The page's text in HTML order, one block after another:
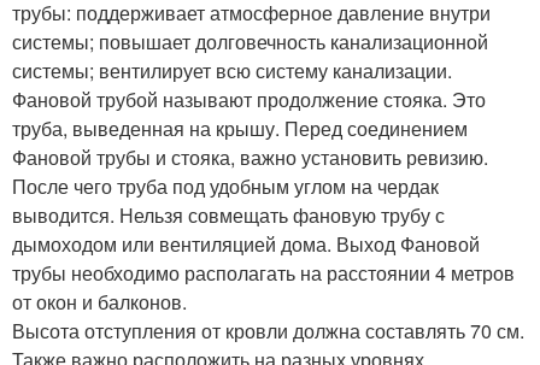
трубы: поддерживает атмосферное давление внутри
системы; повышает долговечность канализационной
системы; вентилирует всю систему канализации.
Фановой трубой называют продолжение стояка. Это
труба, выведенная на крышу. Перед соединением
Фановой трубы и стояка, важно установить ревизию.
После чего труба под удобным углом на чердак
выводится. Нельзя совмещать фановую трубу с
дымоходом или вентиляцией дома. Выход Фановой
трубы необходимо располагать на расстоянии 4 метров
от окон и балконов.
Высота отступления от кровли должна составлять 70 см.
Также важно расположить на разных уровнях